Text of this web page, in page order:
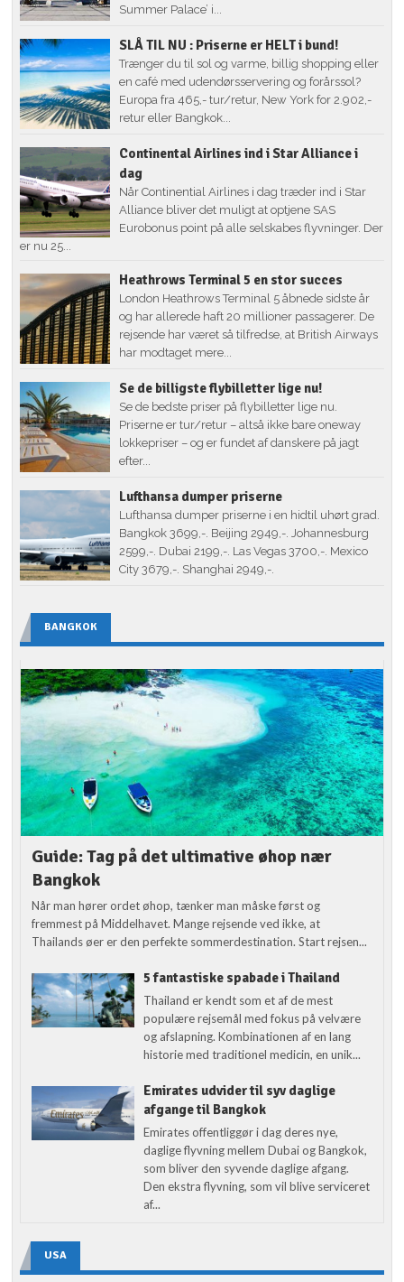
Summer Palace’ i...
SLÅ TIL NU : Priserne er HELT i bund!
Trænger du til sol og varme, billig shopping eller
en café med udendørsservering og forårssol?
Europa fra 465,- tur/retur, New York for 2.902,-
retur eller Bangkok...
Continental Airlines ind i Star Alliance i
dag
Når Continential Airlines i dag træder ind i Star
Alliance bliver det muligt at optjene SAS
Eurobonus point på alle selskabes flyvninger. Der
er nu 25...
Heathrows Terminal 5 en stor succes
London Heathrows Terminal 5 åbnede sidste år
og har allerede haft 20 millioner passagerer. De
rejsende har været så tilfredse, at British Airways
har modtaget mere...
Se de billigste flybilletter lige nu!
Se de bedste priser på flybilletter lige nu.
Priserne er tur/retur – altså ikke bare oneway
lokkepriser – og er fundet af danskere på jagt
efter...
Lufthansa dumper priserne
Lufthansa dumper priserne i en hidtil uhørt grad.
Bangkok 3699,-. Beijing 2949,-. Johannesburg
2599,-. Dubai 2199,-. Las Vegas 3700,-. Mexico
City 3679,-. Shanghai 2949,-.
BANGKOK
Guide: Tag på det ultimative øhop nær
Bangkok
Når man hører ordet øhop, tænker man måske først og
fremmest på Middelhavet. Mange rejsende ved ikke, at
Thailands øer er den perfekte sommerdestination. Start rejsen...
5 fantastiske spabade i Thailand
Thailand er kendt som et af de mest
populære rejsemål med fokus på velvære
og afslapning. Kombinationen af en lang
historie med traditionel medicin, en unik...
Emirates udvider til syv daglige
afgange til Bangkok
Emirates offentliggør i dag deres nye,
daglige flyvning mellem Dubai og Bangkok,
som bliver den syvende daglige afgang.
Den ekstra flyvning, som vil blive serviceret
af...
USA